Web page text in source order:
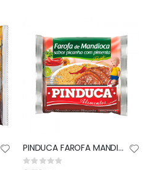
PINDUCA FAROFA MANDIOCA PICANHA 250GR
Rating: